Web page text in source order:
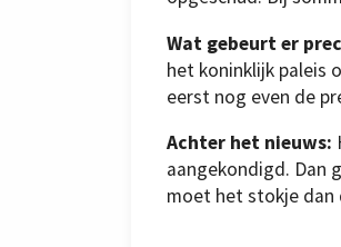
Wat gebeurt er
het koninklijk paleis
eerst nog even de
Achter het nieuws:
aangekondigd. Dan
moet het stokje dan